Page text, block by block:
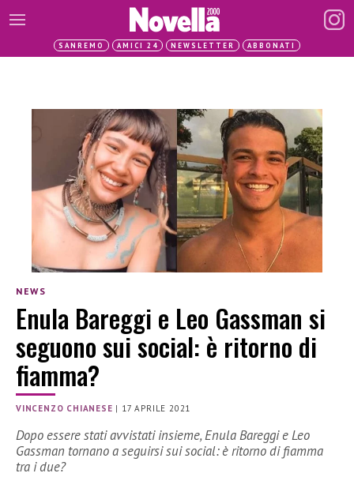
SANREMO AMICI 24 NEWSLETTER ABBONATI
NEWS
Enula Bareggi e Leo Gassman si
seguono sui social: è ritorno di
fiamma?
VINCENZO CHIANESE | 17 APRILE 2021
Dopo essere stati avvistati insieme, Enula Bareggi e Leo
Gassman tornano a seguirsi sui social: è ritorno di fiamma
tra i due?